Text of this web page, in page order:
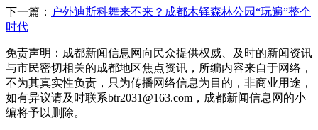
下一篇： 户外迪斯科舞来不来？成都木铎森林公园“玩遍”整个
时代
免责声明：成都新闻信息网向民众提供权威、及时的新闻资讯
与市民密切相关的成都地区焦点资讯，所编内容来自于网络，
不为其真实性负责，只为传播网络信息为目的，非商业用途，
如有异议请及时联系btr2031@163.com，成都新闻信息网的小
编将予以删除。